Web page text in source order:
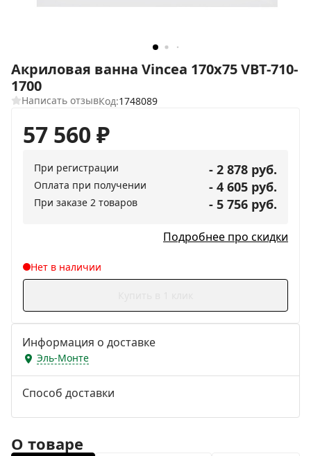
Акриловая ванна Vincea 170х75 VBT-710-
1700
Написать отзывКод:1748089
57 560₽
При регистрации - 2 878 руб.
Оплата при получении - 4 605 руб.
При заказе 2 товаров - 5 756 руб.
Подробнее про скидки
Нет в наличии
Информация о доставке
Эль-Монте
Способ доставки
О товаре